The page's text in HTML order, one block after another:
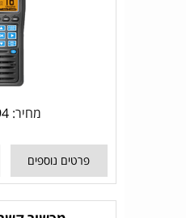
מחיר:
פרטים נוספים